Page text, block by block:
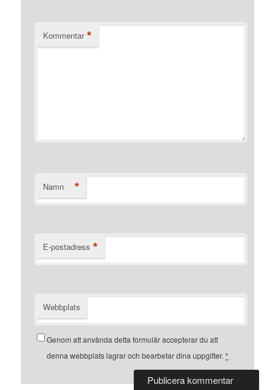
Kommentar *
Namn *
E-postadress *
Webbplats
Genom att använda detta formulär accepterar du att
denna webbplats lagrar och bearbetar dina uppgifter.*